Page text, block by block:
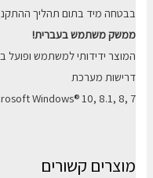
בבטחה מיד בתום תהליך
ממשק משתמש בעברית!
המוצר ידידותי למשתמש ופועל
דרישות מערכת
Windows® 10, 8.1, 8, 7
מוצרים קשורים